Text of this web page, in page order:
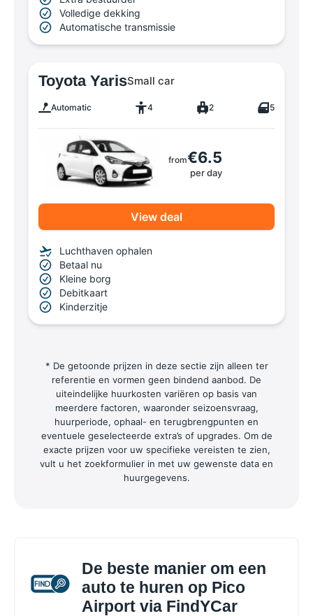
Volledige dekking
Automatische transmissie
Toyota YarisSmall car
Automatic 4 2 5
from€6.5
per day
View deal
Luchthaven ophalen
Betaal nu
Kleine borg
Debitkaart
Kinderzitje
* De getoonde prijzen in deze sectie zijn alleen ter
referentie en vormen geen bindend aanbod. De
uiteindelijke huurkosten variëren op basis van
meerdere factoren, waaronder seizoensvraag,
huurperiode, ophaal- en terugbrengpunten en
eventuele geselecteerde extra’s of upgrades. Om de
exacte prijzen voor uw specifieke vereisten te zien,
vult u het zoekformulier in met uw gewenste data en
huurgegevens.
De beste manier om een
auto te huren op Pico
Airport via FindYCar